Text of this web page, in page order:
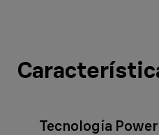
Tecnología